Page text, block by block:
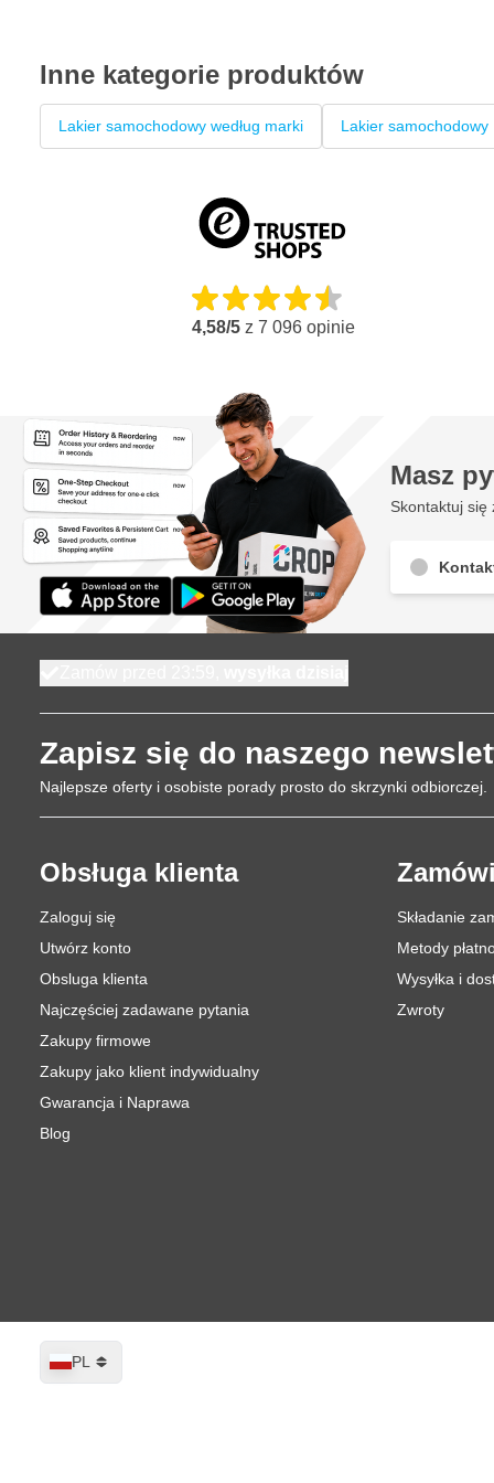
Inne kategorie produktów
Lakier samochodowy według marki Lakier samochodowy
4,58/5 z 7 096 opinie
Masz
Skontaktuj się
Zapisz się do naszego
Najlepsze oferty i osobiste porady prosto do skrzynki odbiorczej.
Obsługa klienta
Zaloguj się
Utwórz konto
Obsluga klienta
Najczęściej zadawane pytania
Zakupy firmowe
Zakupy jako klient indywidualny
Gwarancja i Naprawa
Blog
Składanie
Metody
Wysyłka i
Zwroty
Język
PL